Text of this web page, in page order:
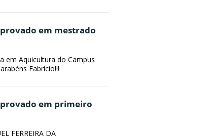
em mestrado
em Aquicultura do Campus
Fabrício!!!
em primeiro
FERREIRA DA